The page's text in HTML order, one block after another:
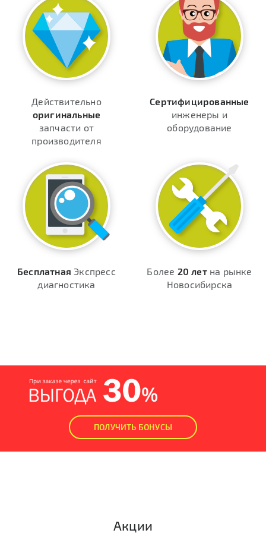
Действительно
оригинальные
запчасти от
производителя
Сертифицированные
инженеры и
оборудование
Бесплатная Экспресс
диагностика
Более 20 летна рынке
Новосибирска
ПОЛУЧИТЬ БОНУСЫ
Акции